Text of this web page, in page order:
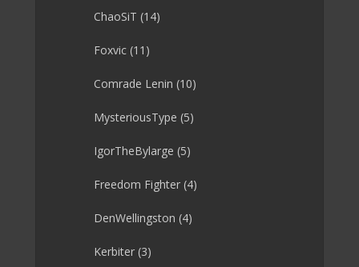
ChaoSiT (14)
Foxvic (11)
Comrade Lenin (10)
MysteriousType (5)
IgorTheBylarge (5)
Freedom Fighter (4)
DenWellingston (4)
Kerbiter (3)